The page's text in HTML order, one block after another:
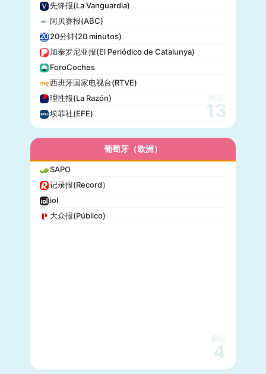
先锋报(La Vanguardia)
阿贝赛报(ABC)
20分钟(20 minutos)
加泰罗尼亚报(El Periódico de Catalunya)
ForoCoches
西班牙国家电视台(RTVE)
理性报(La Razón)
埃菲社(EFE)
网站
13
葡萄牙（欧洲）
SAPO
记录报(Record）
iol
大众报(Público)
网站
4